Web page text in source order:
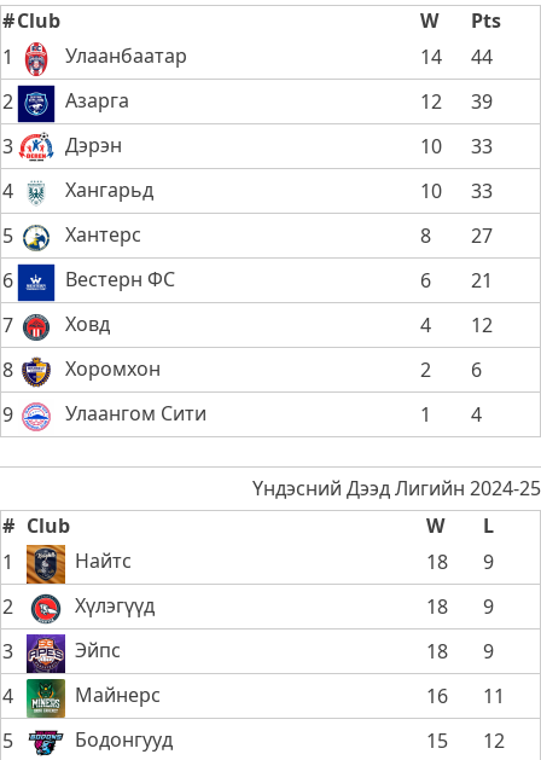
#Club W
Pts
1
Улаанбаатар 14
44
2
Азарга 12
39
3
Дэрэн 10
33
4
Хангарьд 10
33
5
Хантерс 8
27
6
Вестерн ФС 6
21
7
Ховд 4
12
8
Хоромхон 2
6
9
Улаангом Сити 1 4
Үндэсний Дээд Лигийн 2024-25
# Club W
L
1
Найтс 18
9
2
Хүлэгүүд 18
9
3
Эйпс 18
9
4
Майнерс 16
11
5
Бодонгууд 15
12